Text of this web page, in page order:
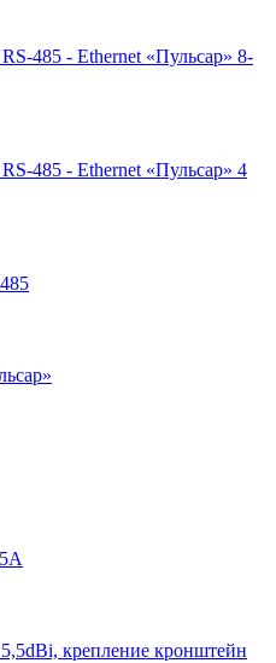
485 - Ethernet «Пульсар» 8-
485 - Ethernet «Пульсар» 4
крепление кронштейн